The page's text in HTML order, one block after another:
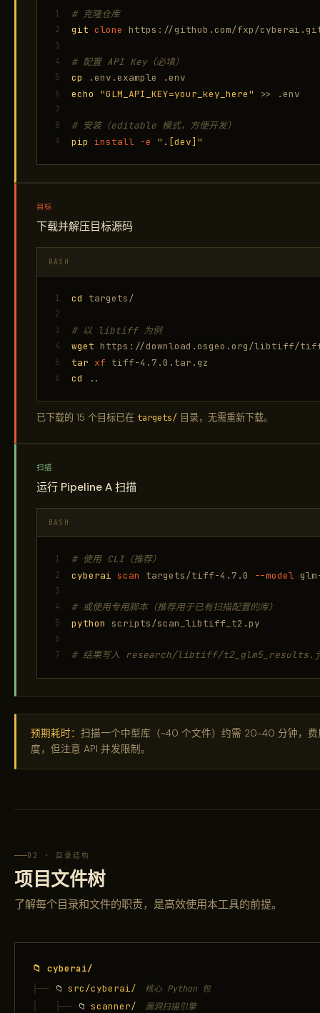
1 # 克隆仓库
2 git clone https://github.com/fxp/
3
4
# 配置 API Key（必填）
5 cp .env.example .env
6 echo "GLM_API_KEY=your_key_here" >> .env
7
8
# 安装（editable 模式，方便开发）
9 pip install -e ".[dev]"
目标
下载并解压目标源码
BASH
1 cd targets/
2
3
# 以 libtiff 为例
4 wget https://download.osgeo.org/libtiff/
5 tar xf tiff-4.7.0.tar.gz
6 cd ..
已下载的 15 个目标已在 targets/ 目录，无需重新下载。
扫描
运行 Pipeline A 扫描
BASH
1 # 使用 CLI（推荐）
2 cyberai scan targets/tiff-4.7.0 --model
3
4
# 或使用专用脚本（推荐用于已有扫描配置的库）
5 python scripts/scan_libtiff_t2.py
6
7
# 结果写入 research/libtiff/
预期耗时： 扫描一个中型库（~40 个文件）约需 20-40 分钟，
度，但注意 API 并发限制。
02 · 目录结构
项目文件树
了解每个目录和文件的职责，是高效使用本工具的前提。
📁 cyberai/
├──
📁 src/cyberai/ 核心 Python 包
│   ├── 📁 scanner/ 漏洞扫描引擎